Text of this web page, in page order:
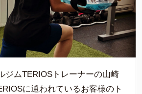
ジムTERIOSトレーナーの山崎
に通われているお客様のト